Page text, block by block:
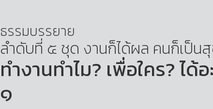
ธรรมบรรยาย
ลำดับที่ ๕ ชุด งานก็ได้ผล คนก็เป็น
ทำงานทำไม? เพื่อใคร? ได้
๑